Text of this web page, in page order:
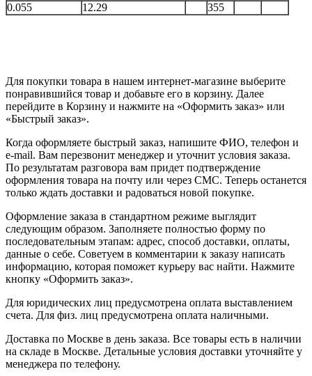
0.055
12.29 355
Для покупки товара в нашем интернет-магазине выберите
понравившийся товар и добавьте его в корзину. Далее
перейдите в Корзину и нажмите на «Оформить заказ» или
«Быстрый заказ».
Когда оформляете быстрый заказ, напишите ФИО, телефон и
e-mail. Вам перезвонит менеджер и уточнит условия заказа.
По результатам разговора вам придет подтверждение
оформления товара на почту или через СМС. Теперь останется
только ждать доставки и радоваться новой покупке.
Оформление заказа в стандартном режиме выглядит
следующим образом. Заполняете полностью форму по
последовательным этапам: адрес, способ доставки, оплаты,
данные о себе. Советуем в комментарии к заказу написать
информацию, которая поможет курьеру вас найти. Нажмите
кнопку «Оформить заказ».
Для юридических лиц предусмотрена оплата выставлением
счета. Для физ. лиц предусмотрена оплата наличными.
Доставка по Москве в день заказа. Все товары есть в наличии
на складе в Москве. Детальные условия доставки уточняйте у
менеджера по телефону.